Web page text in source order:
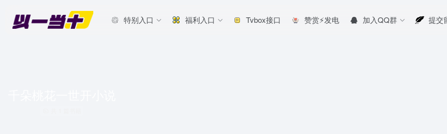
特别入口 福利入口 Tvbox接口 赞赏⚡发电 加入QQ群 提交